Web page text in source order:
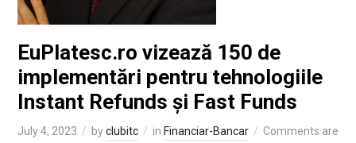
EuPlatesc.ro vizează 150 de
implementări pentru tehnologiile
Instant Refunds și Fast Funds
July 4, 2023 byclubitc in Financiar-Bancar
Comments are